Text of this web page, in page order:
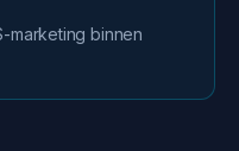
marketing binnen